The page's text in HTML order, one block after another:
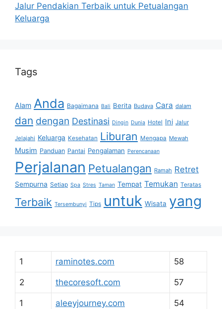
Jalur Pendakian Terbaik untuk Petualangan
Keluarga
Tags
Alam Anda Bagaimana Bali Berita Budaya Cara dalam
dan dengan Destinasi Dingin Dunia Hotel Ini Jalur
Jelajahi Keluarga Kesehatan Liburan Mengapa Mewah
Musim Panduan Pantai Pengalaman Perencanaan
Perjalanan Petualangan Ramah Retret
Sempurna Setiap Spa Stres Taman Tempat Temukan Teratas
Terbaik Tersembunyi Tips untuk Wisata yang
1 raminotes.com 58
2 thecoresoft.com 57
1 aleeyjourney.com 54